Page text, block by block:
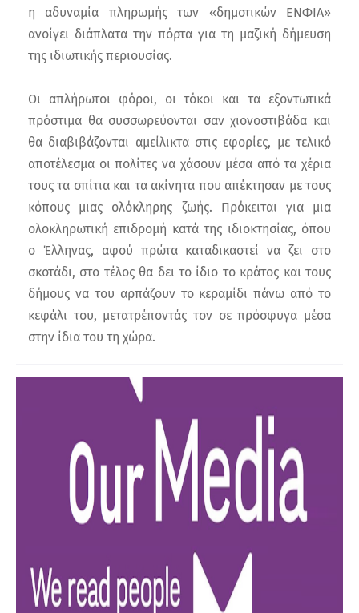
η αδυναμία πληρωμής των «δημοτικών ΕΝΦΙΑ»
ανοίγει διάπλατα την πόρτα για τη μαζική δήμευση
της ιδιωτικής περιουσίας.
Οι απλήρωτοι φόροι, οι τόκοι και τα εξοντωτικά
πρόστιμα θα συσσωρεύονται σαν χιονοστιβάδα και
θα διαβιβάζονται αμείλικτα στις εφορίες, με τελικό
αποτέλεσμα οι πολίτες να χάσουν μέσα από τα χέρια
τους τα σπίτια και τα ακίνητα που απέκτησαν με τους
κόπους μιας ολόκληρης ζωής. Πρόκειται για μια
ολοκληρωτική επιδρομή κατά της ιδιοκτησίας, όπου
ο Έλληνας, αφού πρώτα καταδικαστεί να ζει στο
σκοτάδι, στο τέλος θα δει το ίδιο το κράτος και τους
δήμους να του αρπάζουν το κεραμίδι πάνω από το
κεφάλι του, μετατρέποντάς τον σε πρόσφυγα μέσα
στην ίδια του τη χώρα.